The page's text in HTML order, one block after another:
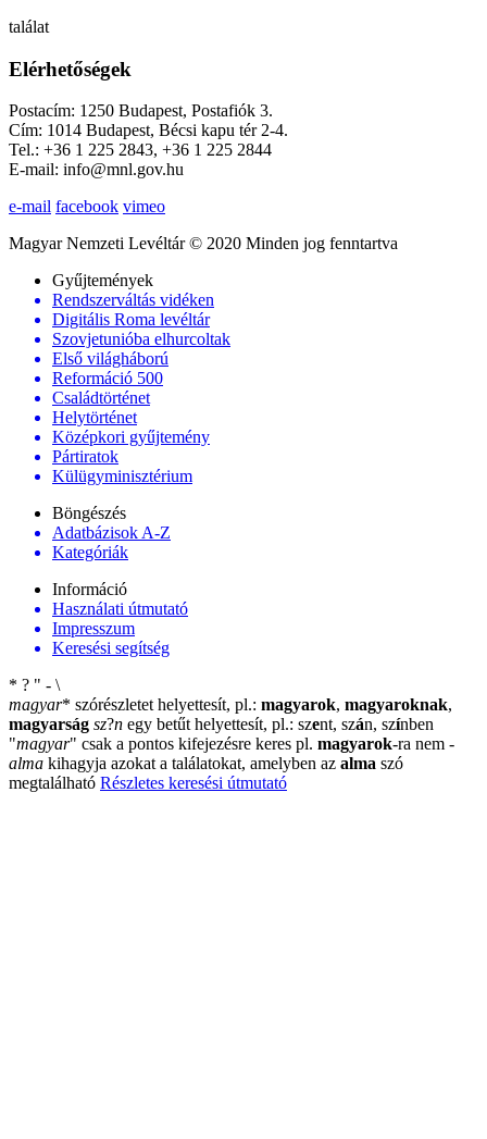
találat
Elérhetőségek
Postacím: 1250 Budapest, Postafiók 3.
Cím: 1014 Budapest, Bécsi kapu tér 2-4.
Tel.: +36 1 225 2843, +36 1 225 2844
E-mail: info@mnl.gov.hu
e-mail facebook vimeo
Magyar Nemzeti Levéltár © 2020 Minden jog fenntartva
Gyűjtemények
Rendszerváltás vidéken
Digitális Roma levéltár
Szovjetunióba elhurcoltak
Első világháború
Reformáció 500
Családtörténet
Helytörténet
Középkori gyűjtemény
Pártiratok
Külügyminisztérium
Böngészés
Adatbázisok A-Z
Kategóriák
Információ
Használati útmutató
Impresszum
Keresési segítség
* ? " - \
magyar* szórészletet helyettesít, pl.: magyarok, magyaroknak,
magyarság sz?n egy betűt helyettesít, pl.: szent, szán, színben
"magyar" csak a pontos kifejezésre keres pl. magyarok-ra nem -
alma kihagyja azokat a találatokat, amelyben az alma szó
megtalálható Részletes keresési útmutató